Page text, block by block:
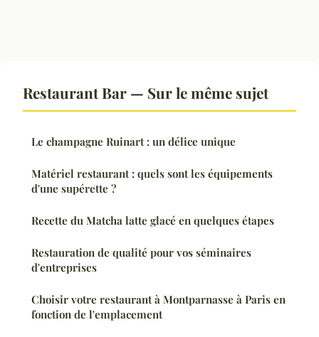
Restaurant Bar — Sur le même sujet
Le champagne Ruinart : un délice unique
Matériel restaurant : quels sont les équipements
d'une supérette ?
Recette du Matcha latte glacé en quelques étapes
Restauration de qualité pour vos séminaires
d'entreprises
Choisir votre restaurant à Montparnasse à Paris en
fonction de l'emplacement